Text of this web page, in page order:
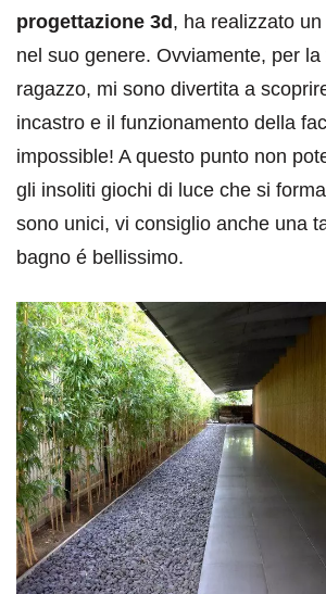
progettazione 3d, ha realizzato
nel suo genere. Ovviamente, per
ragazzo, mi sono divertita a
incastro e il funzionamento della
impossible! A questo punto non
gli insoliti giochi di luce che si
sono unici, vi consiglio anche una
bagno é bellissimo.